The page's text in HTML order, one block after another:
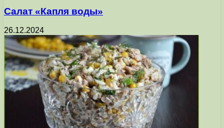
Салат «Капля воды»
26.12.2024